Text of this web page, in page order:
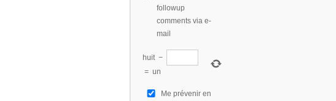
followup
comments via e-
mail
huit −
= un
Me prévenir en